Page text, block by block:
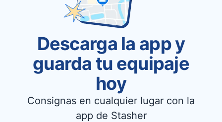
Descarga la app y
guarda tu equipaje
hoy
Consignas en cualquier lugar con la
app de Stasher